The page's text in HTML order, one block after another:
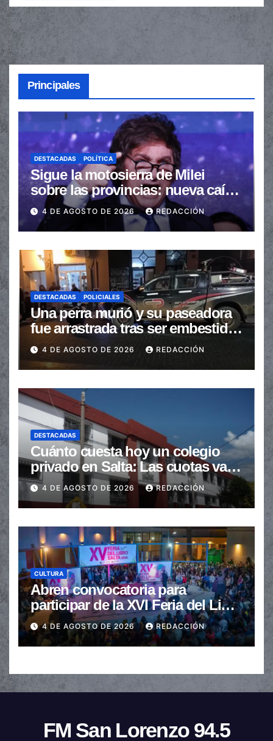
Principales
DESTACADAS POLÍTICA
Sigue la motosierra de Milei
sobre las provincias: nueva caída
de las transferencias no
automáticas
4 DE AGOSTO DE 2026 REDACCIÓN
DESTACADAS POLICIALES
Una perra murió y su paseadora
fue arrastrada tras ser embestidas
en la senda peatonal
4 DE AGOSTO DE 2026 REDACCIÓN
DESTACADAS
Cuánto cuesta hoy un colegio
privado en Salta: Las cuotas van
de $110.000 a más de $600.000
4 DE AGOSTO DE 2026 REDACCIÓN
CULTURA
Abren convocatoria para
participar de la XVI Feria del Libro
de Salta
4 DE AGOSTO DE 2026 REDACCIÓN
FM San Lorenzo 94.5